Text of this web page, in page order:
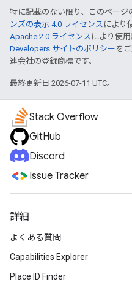
特に記載のない限り、このページ
ンズの表示 4.0 ライセンス により
Apache 2.0 ライセンス により使
Developers サイトのポリシー を
連会社の登録商標です。
最終更新日 2026-07-11 UTC。
Stack Overflow
GitHub
Discord
Issue Tracker
詳細
よくある質問
Capabilities Explorer
Place ID Finder